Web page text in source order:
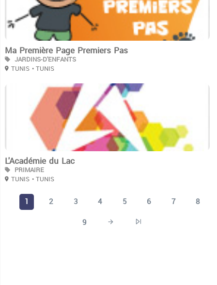
Ma Première Page Premiers Pas
JARDINS-D'ENFANTS
TUNIS • TUNIS
L'Académie du Lac
PRIMAIRE
TUNIS • TUNIS
1 2 3 4 5 6 7
8
9